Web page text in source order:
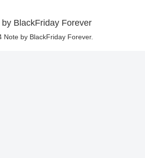
by BlackFriday Forever
Note by BlackFriday Forever.